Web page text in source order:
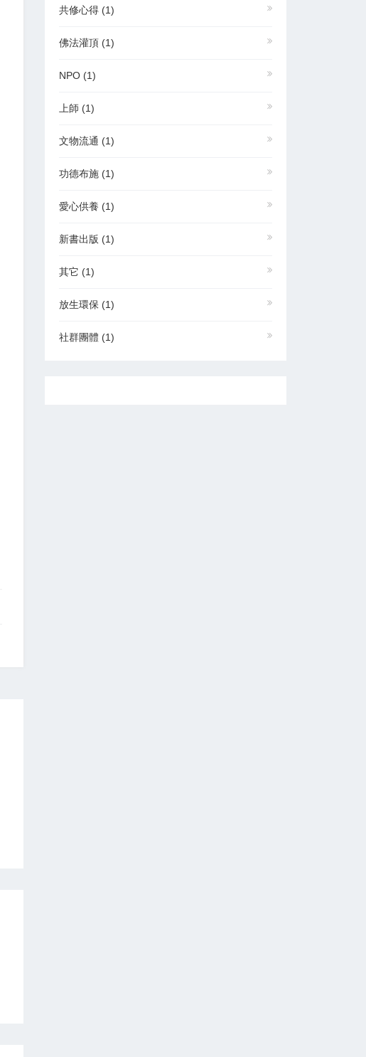
共修心得 (1)
佛法灌頂 (1)
NPO (1)
上師 (1)
文物流通 (1)
功德布施 (1)
愛心供養 (1)
新書出版 (1)
其它 (1)
放生環保 (1)
社群團體 (1)